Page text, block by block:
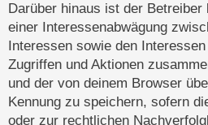
Darüber hinaus ist der
einer Interessenabwägung
Interessen sowie den
Zugriffen und Aktionen
und der von deinem Browser
Kennung zu speichern, sofern
oder zur rechtlichen